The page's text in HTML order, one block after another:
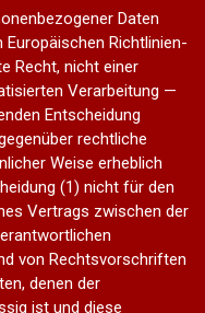
Daten
Richtlinien-
Recht, nicht einer
Verarbeitung —
Entscheidung
rechtliche
Weise erheblich
(1) nicht für den
Vertrags zwischen der
von Rechtsvorschriften
denen der
ist und diese